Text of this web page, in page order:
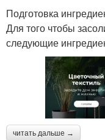
Подготовка
Для того чтобы
следующие
читать дальше →